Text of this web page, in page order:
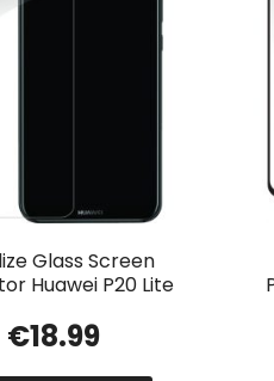
Glass Screen
Huawei P20 Lite
€18.99